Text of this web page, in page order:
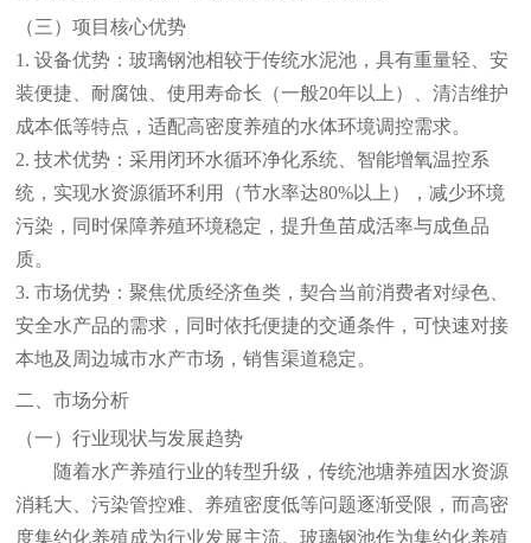
（三）项目核心优势
1. 设备优势：玻璃钢池相较于传统水泥池，具有重量轻、安
装便捷、耐腐蚀、使用寿命长（一般20年以上）、清洁维护
成本低等特点，适配高密度养殖的水体环境调控需求。
2. 技术优势：采用闭环水循环净化系统、智能增氧温控系
统，实现水资源循环利用（节水率达80%以上），减少环境
污染，同时保障养殖环境稳定，提升鱼苗成活率与成鱼品
质。
3. 市场优势：聚焦优质经济鱼类，契合当前消费者对绿色、
安全水产品的需求，同时依托便捷的交通条件，可快速对接
本地及周边城市水产市场，销售渠道稳定。
二、市场分析
（一）行业现状与发展趋势
随着水产养殖行业的转型升级，传统池塘养殖因水资源
消耗大、污染管控难、养殖密度低等问题逐渐受限，而高密
度集约化养殖成为行业发展主流。玻璃钢池作为集约化养殖